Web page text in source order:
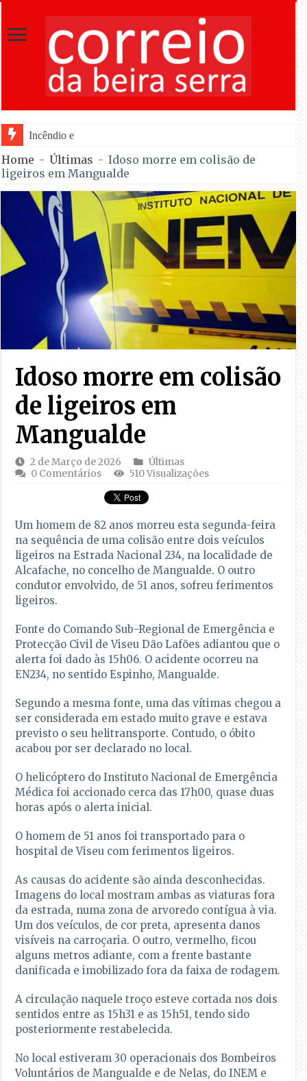
Incêndio em Fornos de Algodres reacende
Home - Últimas - Idoso morre em colisão de
ligeiros em Mangualde
Idoso morre em colisão
de ligeiros em
Mangualde
2 de Março de 2026
Últimas
0 Comentários
510 Visualizações
Um homem de 82 anos morreu esta segunda-feira
na sequência de uma colisão entre dois veículos
ligeiros na Estrada Nacional 234, na localidade de
Alcafache, no concelho de Mangualde. O outro
condutor envolvido, de 51 anos, sofreu ferimentos
ligeiros.
Fonte do Comando Sub-Regional de Emergência e
Protecção Civil de Viseu Dão Lafões adiantou que o
alerta foi dado às 15h06. O acidente ocorreu na
EN234, no sentido Espinho, Mangualde.
Segundo a mesma fonte, uma das vítimas chegou a
ser considerada em estado muito grave e estava
previsto o seu helitransporte. Contudo, o óbito
acabou por ser declarado no local.
O helicóptero do Instituto Nacional de Emergência
Médica foi accionado cerca das 17h00, quase duas
horas após o alerta inicial.
O homem de 51 anos foi transportado para o
hospital de Viseu com ferimentos ligeiros.
As causas do acidente são ainda desconhecidas.
Imagens do local mostram ambas as viaturas fora
da estrada, numa zona de arvoredo contígua à via.
Um dos veículos, de cor preta, apresenta danos
visíveis na carroçaria. O outro, vermelho, ficou
alguns metros adiante, com a frente bastante
danificada e imobilizado fora da faixa de rodagem.
A circulação naquele troço esteve cortada nos dois
sentidos entre as 15h31 e as 15h51, tendo sido
posteriormente restabelecida.
No local estiveram 30 operacionais dos Bombeiros
Voluntários de Mangualde e de Nelas, do INEM e